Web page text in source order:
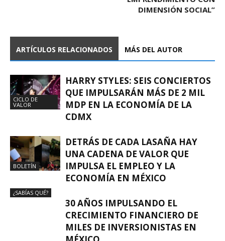
DIMENSIÓN SOCIAL”
ARTÍCULOS RELACIONADOS MÁS DEL AUTOR
CICLO DE
VALOR
HARRY STYLES: SEIS CONCIERTOS
QUE IMPULSARÁN MÁS DE 2 MIL
MDP EN LA ECONOMÍA DE LA
CDMX
BOLETÍN
DETRÁS DE CADA LASAÑA HAY
UNA CADENA DE VALOR QUE
IMPULSA EL EMPLEO Y LA
ECONOMÍA EN MÉXICO
¿SABÍAS QUÉ?
30 AÑOS IMPULSANDO EL
CRECIMIENTO FINANCIERO DE
MILES DE INVERSIONISTAS EN